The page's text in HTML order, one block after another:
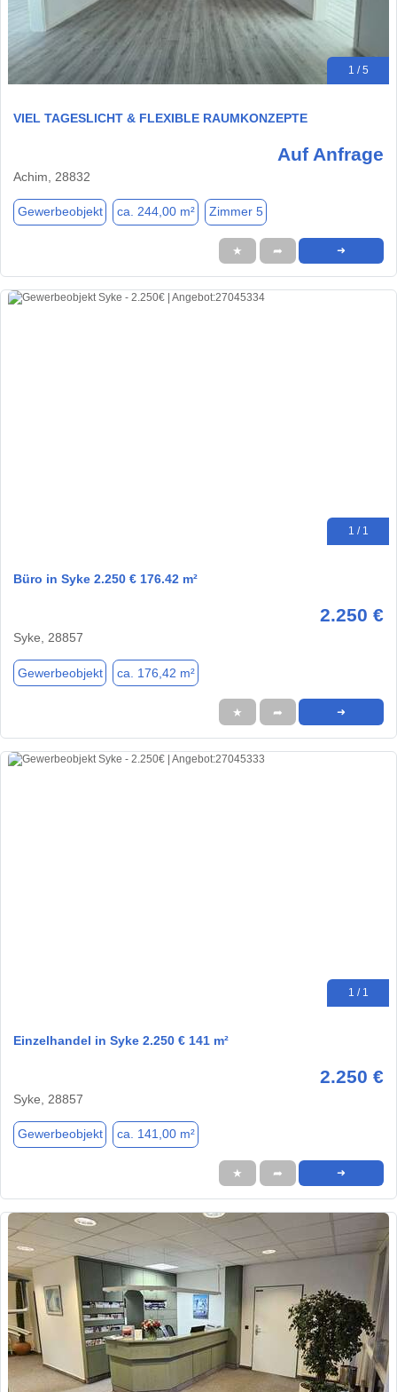
1 / 5
VIEL TAGESLICHT & FLEXIBLE RAUMKONZEPTE
Auf Anfrage
Achim, 28832
Gewerbeobjekt ca. 244,00 m² Zimmer 5
★ ➦ ➜
1 / 1
Büro in Syke 2.250 € 176.42 m²
2.250 €
Syke, 28857
Gewerbeobjekt ca. 176,42 m²
★ ➦ ➜
1 / 1
Einzelhandel in Syke 2.250 € 141 m²
2.250 €
Syke, 28857
Gewerbeobjekt ca. 141,00 m²
★ ➦ ➜